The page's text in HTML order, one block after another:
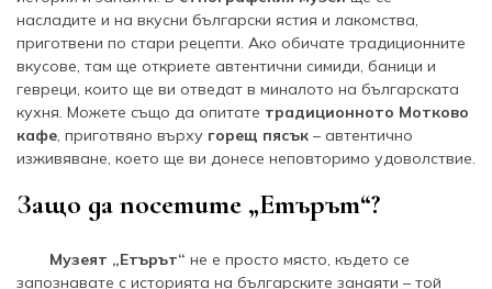
насладите и на вкусни български ястия и лакомства,
приготвени по стари рецепти. Ако обичате традиционните
вкусове, там ще откриете автентични симиди, баници и
гевреци, които ще ви отведат в миналото на българската
кухня. Можете също да опитате традиционното Мотково
кафе, приготвяно върху горещ пясък – автентично
изживяване, което ще ви донесе неповторимо удоволствие.
Защо да посетите „Етърът“?
Музеят „Етърът“ не е просто място, където се
запознавате с историята на българските занаяти – той